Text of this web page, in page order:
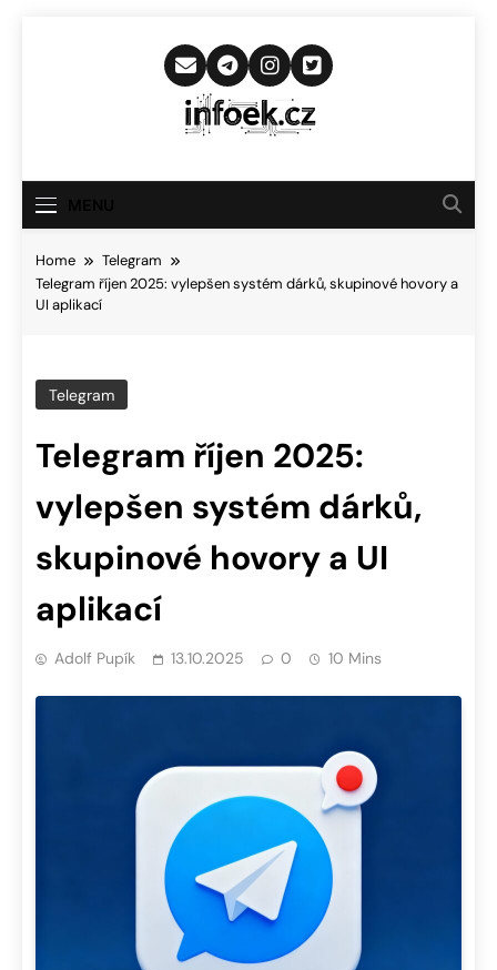
Infoek.cz
Novinkám
Home
Telegram
Telegram říjen 2025: vylepšen systém dárků, skupinové hovory a
UI aplikací
Telegram
Telegram říjen 2025:
vylepšen systém dárků,
skupinové hovory a UI
aplikací
Adolf Pupík 13.10.2025 0 10 Mins